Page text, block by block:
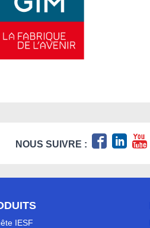
NOUS SUIVRE :
IESF